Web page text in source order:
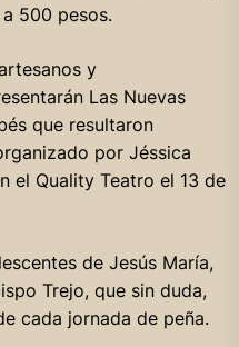
500 pesos.
y
Las Nuevas
que resultaron
por Jéssica
el Quality Teatro el 13 de
de Jesús María,
Trejo, que sin duda,
cada jornada de peña.